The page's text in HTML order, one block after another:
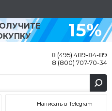
15%
8 (495) 489-84-89
8 (800) 707-70-34
Написать в Telegram